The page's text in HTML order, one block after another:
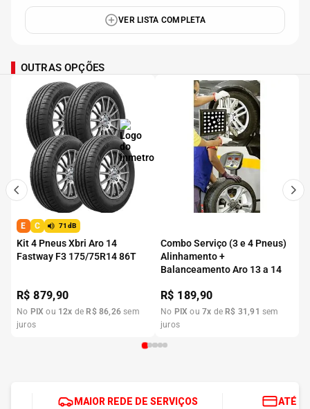
VER LISTA COMPLETA
OUTRAS OPÇÕES
E C 71dB
Kit 4 Pneus Xbri Aro 14
Fastway F3 175/75R14 86T
R$879,90
No PIX ou 12x de R$ 86,26 sem
juros
Combo Serviço (3 e 4 Pneus)
Alinhamento +
Balanceamento Aro 13 a 14
R$ 189,90
No PIX ou7x de R$ 31 ,91 sem
juros
MAIOR REDE DE SERVIÇOS ATÉ